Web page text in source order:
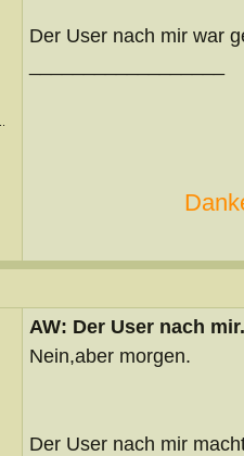
Der User nach mir war
AW: Der User nach
Nein,aber morgen.
Der User nach mir